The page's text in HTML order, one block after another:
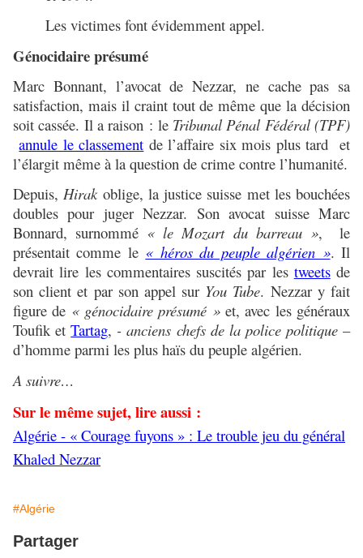
Les victimes font évidemment appel.
Génocidaire présumé
Marc Bonnant, l’avocat de Nezzar, ne cache pas sa
satisfaction, mais il craint tout de même que la décision
soit cassée. Il a raison : le Tribunal Pénal Fédéral (TPF)
annule le classement de l’affaire six mois plus tard et
l’élargit même à la question de crime contre l’humanité.
Depuis,Hirakoblige, la justice suisse met les bouchées
doubles pour juger Nezzar. Son avocat suisse Marc
Bonnard, surnommé « le Mozart du barreau », le
présentait comme le « héros du peuple algérien ». Il
devrait lire les commentaires suscités par les tweetsde
son client et par son appel sur You Tube. Nezzar y fait
figure de « génocidaire présumé »et, avec les généraux
Toufik etTartag, - anciens chefs de la police politique–
d’homme parmi les plus haïs du peuple algérien.
A suivre…
Sur le même sujet, lire aussi :
Algérie - « Courage fuyons » : Le trouble jeu du général
Khaled Nezzar
#Algérie
Partager